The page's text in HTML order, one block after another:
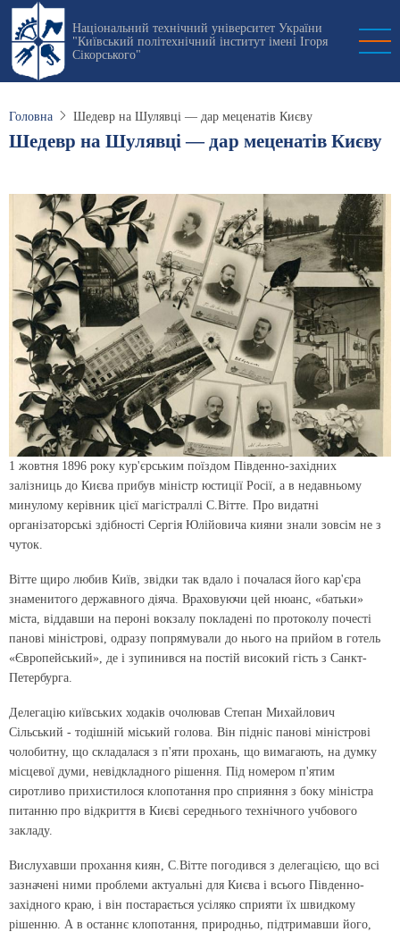
Перейти
основного
вмісту
Національний технічний університет України
"Київський політехнічний інститут імені Ігоря
Сікорського"
Головна Шедевр на Шулявці — дар меценатів Києву
Шедевр на Шулявці — дар меценатів Києву
1 жовтня 1896 року кур'єрським поїздом Південно-західних
залізниць до Києва прибув міністр юстиції Росії, а в недавньому
минулому керівник цієї магістраллі С.Вітте. Про видатні
організаторські здібності Сергія Юлійовича кияни знали зовсім не з
чуток.
Вітте щиро любив Київ, звідки так вдало і почалася його кар'єра
знаменитого державного діяча. Враховуючи цей нюанс, «батьки»
міста, віддавши на пероні вокзалу покладені по протоколу почесті
панові міністрові, одразу попрямували до нього на прийом в готель
«Європейський», де і зупинився на постій високий гість з Санкт-
Петербурга.
Делегацію київських ходаків очолював Степан Михайлович
Сільський - тодішній міський голова. Він підніс панові міністрові
чолобитну, що складалася з п'яти прохань, що вимагають, на думку
місцевої думи, невідкладного рішення. Під номером п'ятим
сиротливо прихистилося клопотання про сприяння з боку міністра
питанню про відкриття в Києві середнього технічного учбового
закладу.
Вислухавши прохання киян, С.Вітте погодився з делегацією, що всі
зазначені ними проблеми актуальні для Києва і всього Південно-
західного краю, і він постарається усіляко сприяти їх швидкому
рішенню. А в останнє клопотання, природньо, підтримавши його,